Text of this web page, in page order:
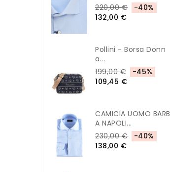
220,00 €
-40%
132,00 €
Pollini - Borsa Donn
A...
199,00 €
-45%
109,45 €
CAMICIA UOMO BARB
A NAPOLI...
230,00 €
-40%
138,00 €